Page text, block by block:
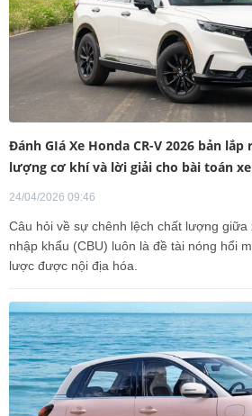
Đánh GIá Xe Honda CR-V 2026 bản
lượng cơ khí và lời giải cho bài toán
24/04/2026 09:46
Câu hỏi về sự chênh lệch chất lượng giữa
nhập khẩu (CBU) luôn là đề tài nóng hổi
lược được nội địa hóa.